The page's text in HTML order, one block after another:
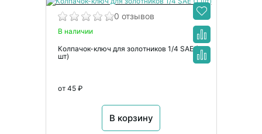
0 отзывов
В наличии
Колпачок-ключ для золотников 1/4 SAE (1
шт)
от 45 ₽
В корзину